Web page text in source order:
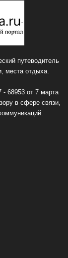
путеводитель
места отдыха.
68953 от 7 марта
в сфере связи,